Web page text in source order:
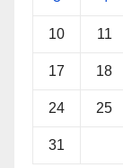
10 11
17 18
24 25
31